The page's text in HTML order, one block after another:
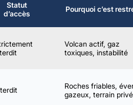
Statut
d’accès
Pourquoi c’est
Volcan actif, gaz
toxiques, instabilité
Roches friables,
gazeux, terrain privé